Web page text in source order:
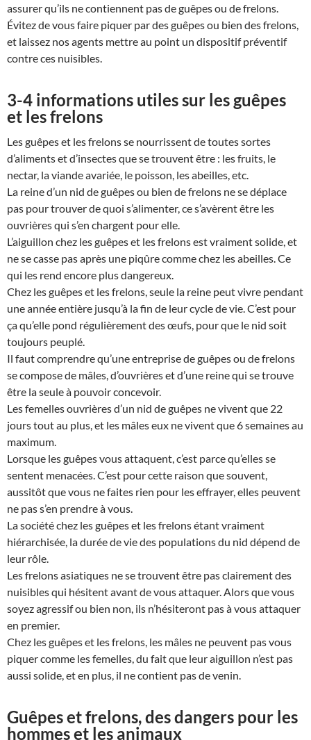
assurer qu’ils ne contiennent pas de guêpes ou de frelons.
Évitez de vous faire piquer par des guêpes ou bien des frelons,
et laissez nos agents mettre au point un dispositif préventif
contre ces nuisibles.
3-4 informations utiles sur les guêpes
et les frelons
Les guêpes et les frelons se nourrissent de toutes sortes
d’aliments et d’insectes que se trouvent être : les fruits, le
nectar, la viande avariée, le poisson, les abeilles, etc.
La reine d’un nid de guêpes ou bien de frelons ne se déplace
pas pour trouver de quoi s’alimenter, ce s’avèrent être les
ouvrières qui s’en chargent pour elle.
L’aiguillon chez les guêpes et les frelons est vraiment solide, et
ne se casse pas après une piqûre comme chez les abeilles. Ce
qui les rend encore plus dangereux.
Chez les guêpes et les frelons, seule la reine peut vivre pendant
une année entière jusqu’à la fin de leur cycle de vie. C’est pour
ça qu’elle pond régulièrement des œufs, pour que le nid soit
toujours peuplé.
Il faut comprendre qu’une entreprise de guêpes ou de frelons
se compose de mâles, d’ouvrières et d’une reine qui se trouve
être la seule à pouvoir concevoir.
Les femelles ouvrières d’un nid de guêpes ne vivent que 22
jours tout au plus, et les mâles eux ne vivent que 6 semaines au
maximum.
Lorsque les guêpes vous attaquent, c’est parce qu’elles se
sentent menacées. C’est pour cette raison que souvent,
aussitôt que vous ne faites rien pour les effrayer, elles peuvent
ne pas s’en prendre à vous.
La société chez les guêpes et les frelons étant vraiment
hiérarchisée, la durée de vie des populations du nid dépend de
leur rôle.
Les frelons asiatiques ne se trouvent être pas clairement des
nuisibles qui hésitent avant de vous attaquer. Alors que vous
soyez agressif ou bien non, ils n’hésiteront pas à vous attaquer
en premier.
Chez les guêpes et les frelons, les mâles ne peuvent pas vous
piquer comme les femelles, du fait que leur aiguillon n’est pas
aussi solide, et en plus, il ne contient pas de venin.
Guêpes et frelons, des dangers pour les
hommes et les animaux